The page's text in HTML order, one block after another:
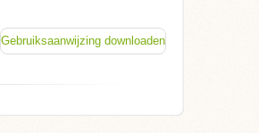
Gebruiksaanwijzing downloaden